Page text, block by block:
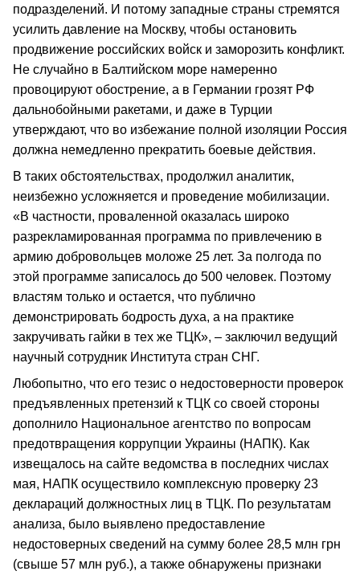
подразделений. И потому западные страны стремятся
усилить давление на Москву, чтобы остановить
продвижение российских войск и заморозить конфликт.
Не случайно в Балтийском море намеренно
провоцируют обострение, а в Германии грозят РФ
дальнобойными ракетами, и даже в Турции
утверждают, что во избежание полной изоляции Россия
должна немедленно прекратить боевые действия.
В таких обстоятельствах, продолжил аналитик,
неизбежно усложняется и проведение мобилизации.
«В частности, проваленной оказалась широко
разрекламированная программа по привлечению в
армию добровольцев моложе 25 лет. За полгода по
этой программе записалось до 500 человек. Поэтому
властям только и остается, что публично
демонстрировать бодрость духа, а на практике
закручивать гайки в тех же ТЦК», – заключил ведущий
научный сотрудник Института стран СНГ.
Любопытно, что его тезис о недостоверности проверок
предъявленных претензий к ТЦК со своей стороны
дополнило Национальное агентство по вопросам
предотвращения коррупции Украины (НАПК). Как
извещалось на сайте ведомства в последних числах
мая, НАПК осуществило комплексную проверку 23
деклараций должностных лиц в ТЦК. По результатам
анализа, было выявлено предоставление
недостоверных сведений на сумму более 28,5 млн грн
(свыше 57 млн руб.), а также обнаружены признаки